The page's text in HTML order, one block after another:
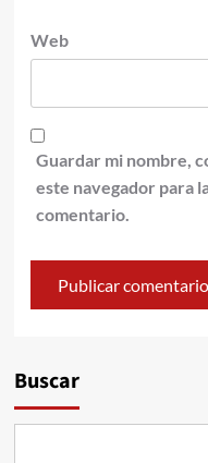
Web
Guardar mi nombre,
este navegador para
comentario.
Buscar